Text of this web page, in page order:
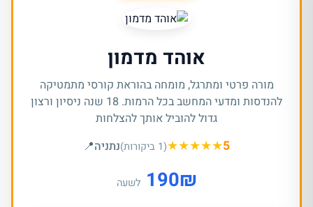
אוהד מדמון
מורה פרטי ומתרגל, מומחה בהוראת קורסי מתמטיקה
להנדסות ומדעי המחשב בכל הרמות. 18 שנה ניסיון ורצון
גדול להוביל אותך להצלחות
(1 ביקורות)★★★★★5 נתניה📍
₪
190 לשעה